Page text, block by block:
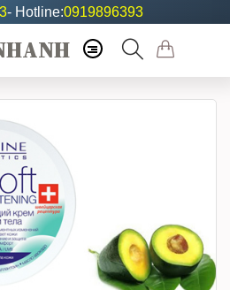
- Hotline:0919896393